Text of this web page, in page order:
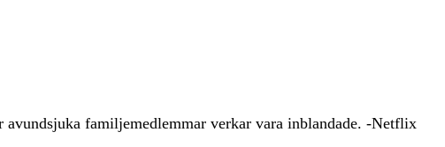
familjemedlemmar verkar vara inblandade. -Netflix